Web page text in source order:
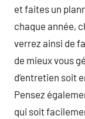
et faites un
chaque année,
verrez ainsi de
de mieux vous
d’entretien soit
Pensez
qui soit